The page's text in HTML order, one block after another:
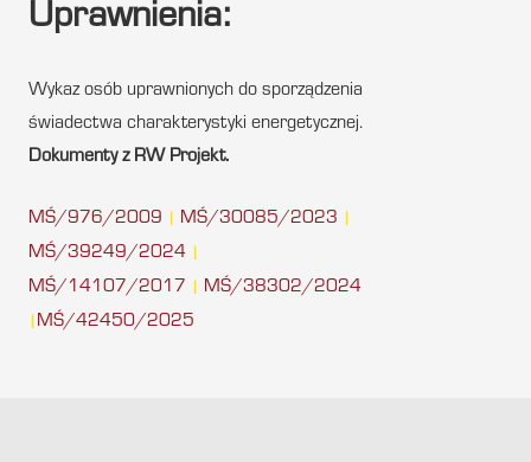
Uprawnienia:
Wykaz osób uprawnionych do sporządzenia
świadectwa charakterystyki energetycznej.
Dokumenty z RW Projekt.
MŚ/976/2009 MŚ/30085/2023
MŚ/39249/2024
MŚ/14107/2017 MŚ/38302/2024
MŚ/42450/2025